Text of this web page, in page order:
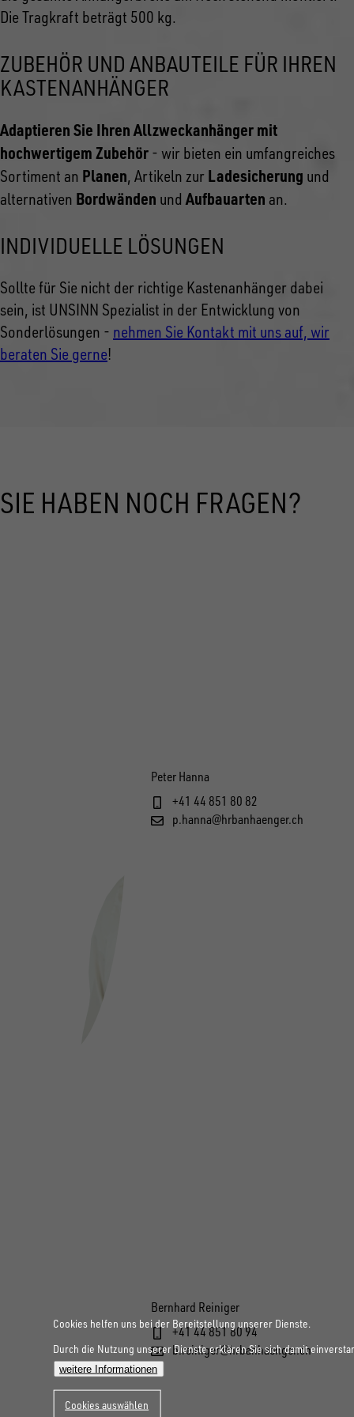
Die Tragkraft beträgt 500 kg.
ZUBEHÖR UND ANBAUTEILE FÜR IHREN
KASTENANHÄNGER
Adaptieren Sie Ihren Allzweckanhänger mit
hochwertigem Zubehör - wir bieten ein umfangreiches
Sortiment an Planen, Artikeln zur Ladesicherung und
alternativen Bordwänden undAufbauarten an.
INDIVIDUELLE LÖSUNGEN
Sollte für Sie nicht der richtige Kastenanhänger dabei
sein, ist UNSINN Spezialist in der Entwicklung von
Sonderlösungen - nehmen Sie Kontakt mit uns auf, wir
beraten Sie gerne!
SIE HABEN NOCH FRAGEN?
Peter Hanna
+41 44 851 80 82
p.hanna@hrbanhaenger.ch
Bernhard Reiniger
+41 44 851 80 94
b.reiniger@hrbanhaenger.ch
Cookies helfen uns bei der Bereitstellung unserer Dienste.
Durch die Nutzung unserer Dienste erklären Sie sich damit
weitere Informationen
Cookies auswählen